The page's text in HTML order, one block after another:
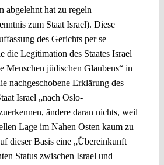
abgelehnt hat zu regeln
zum Staat Israel). Diese
des Gerichts per se
die Legitimation des Staates Israel
Menschen jüdischen Glaubens“ in
nachgeschobene Erklärung des
Israel „nach Oslo-
ändere daran nichts, weil
Lage im Nahen Osten kaum zu
dieser Basis eine „Übereinkunft
Status zwischen Israel und